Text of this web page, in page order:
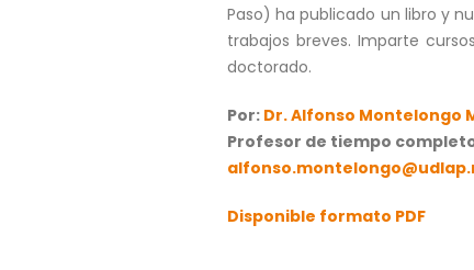
Paso) ha publicado un libro y
trabajos breves. Imparte
doctorado.
Por: Dr. Alfonso Montelongo
Profesor de tiempo
Disponible formato PDF